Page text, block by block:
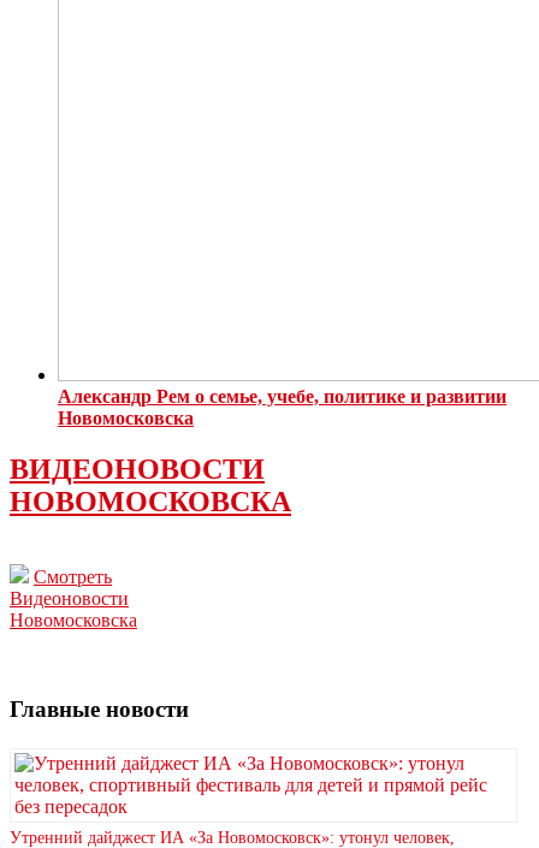
Александр Рем о семье, учебе, политике и развитии
Новомосковска
ВИДЕОНОВОСТИ
НОВОМОСКОВСКА
Смотреть
Видеоновости
Новомосковска
Главные новости
Утренний дайджест ИА «За Новомосковск»: утонул человек,